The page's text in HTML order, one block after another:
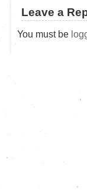
Leave a
You must be